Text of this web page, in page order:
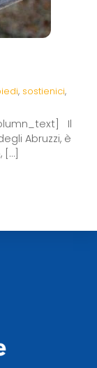
, sostienici,
Il
Abruzzi, è